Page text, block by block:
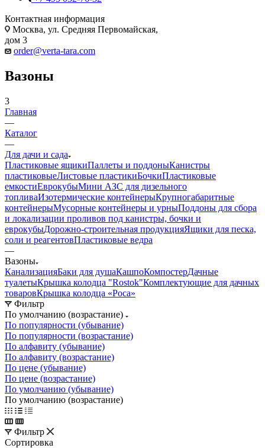
Контактная информация
Москва, ул. Средняя Первомайская,
дом 3
order@verta-tara.com
Вазоны
3
Главная
—
Каталог
—
Для дачи и сада
Пластиковые ящикиПаллеты и поддоныКанистры
пластиковыеЛистовые пластикиБочкиПластиковые
емкостиЕврокубыМини АЗС для дизельного
топливаИзотермические контейнерыКрупногабаритные
контейнерыМусорные контейнеры и урныПоддоны для сбора
и локализации проливов под канистры, бочки и
еврокубыДорожно-строительная продукцияЯщики для песка,
соли и реагентовПластиковые ведра
—
Вазоны
КанализацияБаки для душаКашпоКомпостерДачные
туалетыКрышка колодца "Rostok"Комплектующие для дачных
товаровКрышка колодца «Роса»
Фильтр
По умолчанию (возрастание)
По популярности (убывание)
По популярности (возрастание)
По алфавиту (убывание)
По алфавиту (возрастание)
По цене (убывание)
По цене (возрастание)
По умолчанию (убывание)
По умолчанию (возрастание)
Фильтр
Сортировка